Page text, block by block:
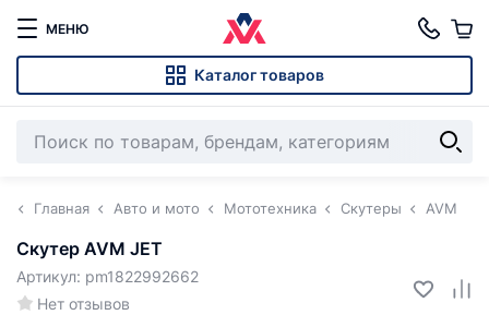
МЕНЮ
Каталог товаров
Главная Авто и мото Мототехника Скутеры AVM
Скутер AVM JET
Нет отзывов
Артикул: pm1822992662